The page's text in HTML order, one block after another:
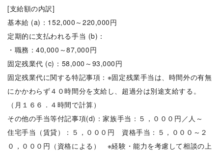
[支給額の内訳]
基本給 (a)：152,000～220,000円
定期的に支払われる手当 (b)：
・職務：40,000～87,000円
固定残業代 (c)：58,000～93,000円
固定残業代に関する特記事項：※固定残業手当は、時間外の有無
にかかわらず４０時間分を支給し、超過分は別途支給する。
（月１６６．４時間で計算）
その他の手当等付記事項(d)：家族手当：５，０００円／人～
住宅手当（賃貸）：５，０００円 資格手当：５，０００～２
０，０００円（資格による） ※経験・能力を考慮して相談の上